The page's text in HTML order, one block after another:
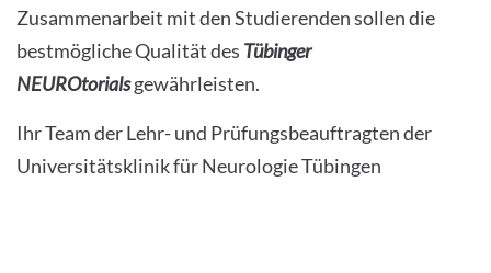
Zusammenarbeit mit den Studierenden sollen die
bestmögliche Qualität des Tübinger
NEUROtorialsgewährleisten.
Ihr Team der Lehr- und Prüfungsbeauftragten der
Universitätsklinik für Neurologie Tübingen